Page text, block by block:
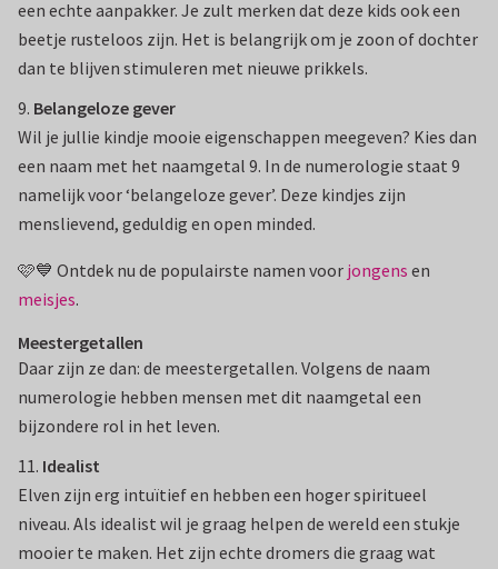
een echte aanpakker. Je zult merken dat deze kids ook een
beetje rusteloos zijn. Het is belangrijk om je zoon of dochter
dan te blijven stimuleren met nieuwe prikkels.
9. Belangeloze gever
Wil je jullie kindje mooie eigenschappen meegeven? Kies dan
een naam met het naamgetal 9. In de numerologie staat 9
namelijk voor ‘belangeloze gever’. Deze kindjes zijn
menslievend, geduldig en open minded.
🩷💙 Ontdek nu de populairste namen voor jongens en
meisjes.
Meestergetallen
Daar zijn ze dan: de meestergetallen. Volgens de naam
numerologie hebben mensen met dit naamgetal een
bijzondere rol in het leven.
11. Idealist
Elven zijn erg intuïtief en hebben een hoger spiritueel
niveau. Als idealist wil je graag helpen de wereld een stukje
mooier te maken. Het zijn echte dromers die graag wat